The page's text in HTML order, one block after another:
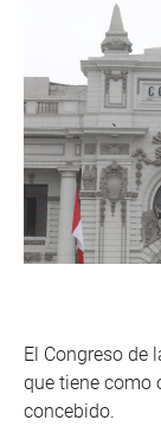
El Congreso de
que tiene como
concebido.